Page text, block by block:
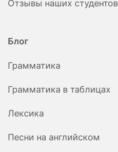
Отзывы наших студентов
Блог
Грамматика
Грамматика в таблицах
Лексика
Песни на английском